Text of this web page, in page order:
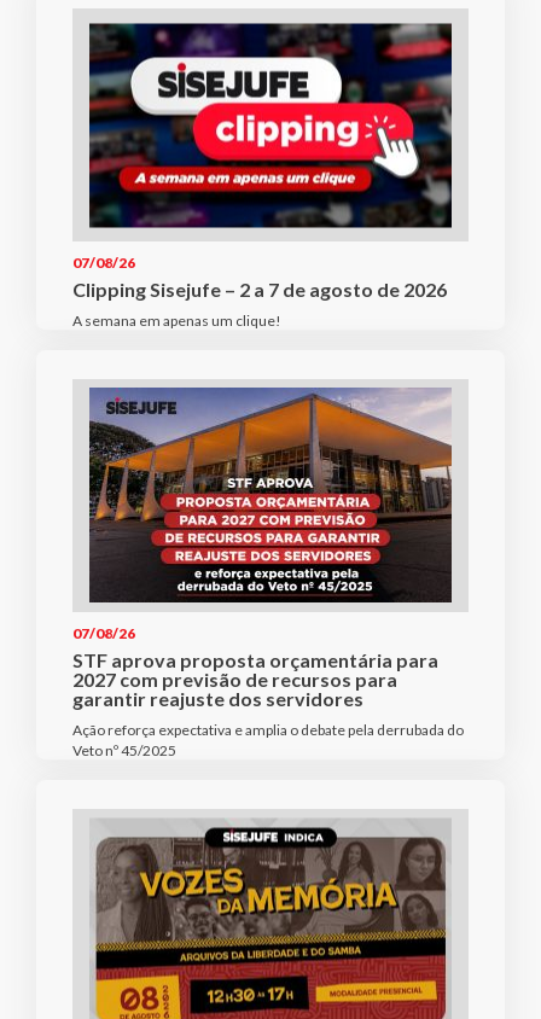
07/08/26
Clipping Sisejufe – 2 a 7 de agosto de 2026
A semana em apenas um clique!
07/08/26
STF aprova proposta orçamentária para
2027 com previsão de recursos para
garantir reajuste dos servidores
Ação reforça expectativa e amplia o debate pela derrubada do
Veto nº 45/2025